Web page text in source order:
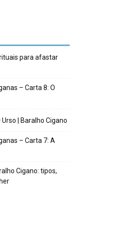
para afastar
– Carta 8: O
| Baralho Cigano
– Carta 7: A
Cigano: tipos,